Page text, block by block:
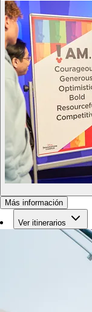
Más información
Ver itinerarios